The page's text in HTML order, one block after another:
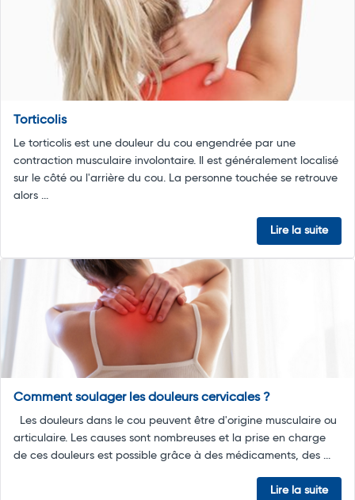
Torticolis
Le torticolis est une douleur du cou engendrée par une
contraction musculaire involontaire. Il est généralement localisé
sur le côté ou l'arrière du cou. La personne touchée se retrouve
alors ...
Lire la suite
Comment soulager les douleurs cervicales ?
Les douleurs dans le cou peuvent être d'origine musculaire ou
articulaire. Les causes sont nombreuses et la prise en charge
de ces douleurs est possible grâce à des médicaments, des ...
Lire la suite